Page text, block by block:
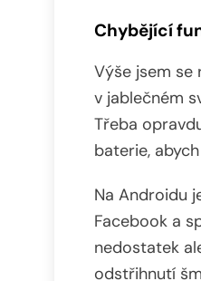
Chybějící
Výše jsem se
v jablečném
Třeba
baterie,
Na Androidu
Facebook a
nedostatek
odstřihnutí